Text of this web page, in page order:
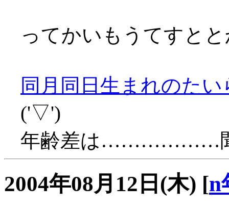
ってかいもうてすと
同月同日生まれのたい
('▽')
年齢差は………………聞
2004年08月12日(木) [n